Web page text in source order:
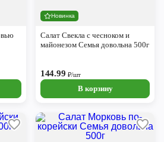
Новинка
Салат Свекла с чесноком и
майонезом Семья довольна 500г
144.99 ₽/шт
В корзину